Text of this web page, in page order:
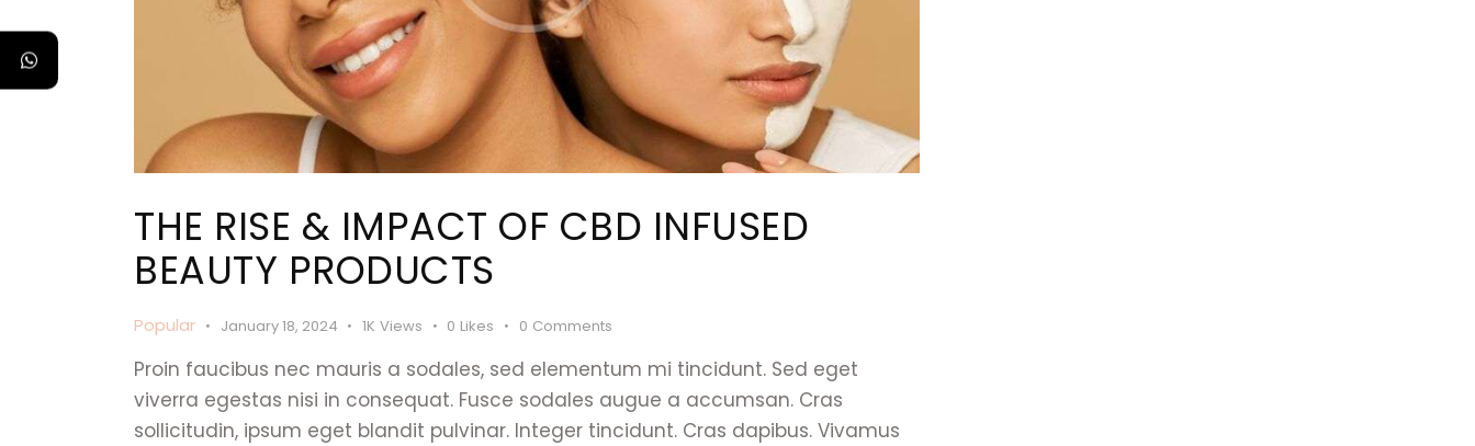
THE RISE & IMPACT OF CBD INFUSED
BEAUTY PRODUCTS
Popular January 18, 2024 1K Views 0 Likes 0 Comments
Proin faucibus nec mauris a sodales, sed elementum mi tincidunt. Sed eget
viverra egestas nisi in consequat. Fusce sodales augue a accumsan. Cras
sollicitudin, ipsum eget blandit pulvinar. Integer tincidunt. Cras dapibus. Vivamus